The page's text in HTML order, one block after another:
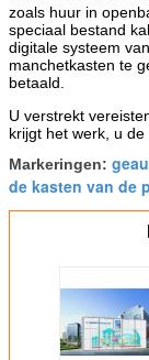
zoals huur in
speciaal bestand
digitale systeem
manchetkasten te
betaald.
U verstrekt
krijgt het werk, u de
Markeringen:
de kasten van de